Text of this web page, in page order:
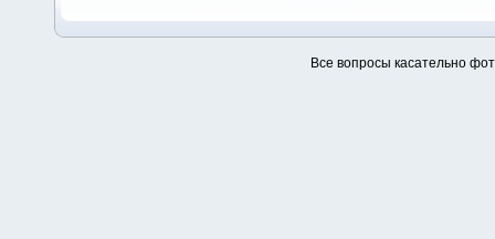
Все вопросы касательно